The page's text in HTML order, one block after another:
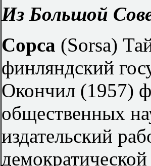
Из Большой
Сорса (Sorsa)
финляндский
Окончил (1957)
общественных
издательский